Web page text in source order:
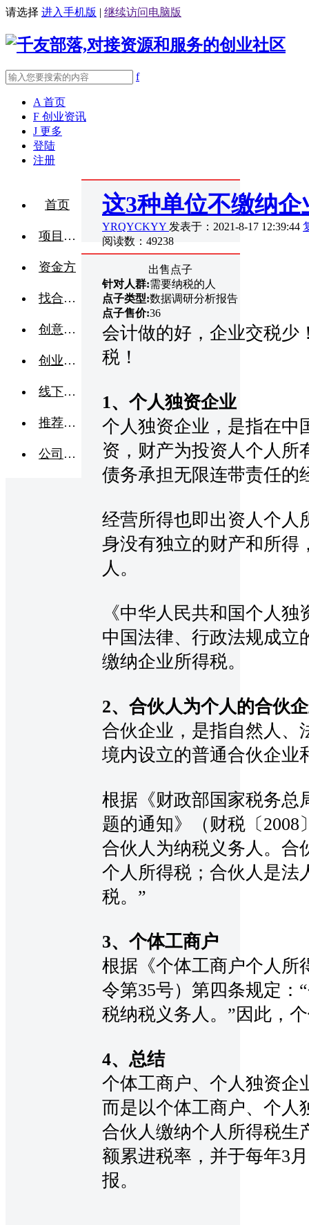
请选择 进入手机版 | 继续访问电脑版
f
A 首页
F 创业资讯
J 更多
登陆
注册
首页
项目融资
资金方
找合伙人
创意点子
创业交流
线下活动
推荐企业
公司转让
这3种单位不缴纳
YRQYCKYY 发表于：2021-8-17 12:39:44
阅读数：49238
出售点子
针对人群:需要纳税的人
点子类型:数据调研分析报告
点子售价:36
会计做的好，企业交税少
税！
1、个人独资企业
个人独资企业，是指在中
资，财产为投资人个人所
债务承担无限连带责任的
经营所得也即出资人个人
身没有独立的财产和所得
人。
《中华人民共和国个人
中国法律、行政法规成立
缴纳企业所得税。
2、合伙人为个人的合伙
合伙企业，是指自然人、
境内设立的普通合伙企业
根据《财政部国家税务总
题的通知》（财税〔2008
合伙人为纳税义务人。合
个人所得税；合伙人是法
税。”
3、个体工商户
根据《个体工商户个人所
令第35号）第四条规定：
税纳税义务人。”因此，
4、总结
个体工商户、个人独资企
而是以个体工商户、个人
合伙人缴纳个人所得税生
额累进税率，并于每年3
报。